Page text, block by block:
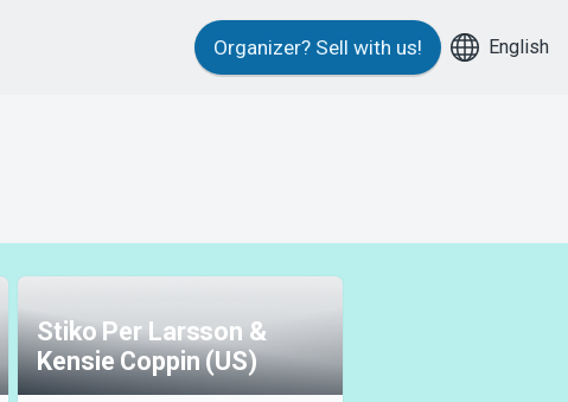
Organizer? Sell with us! English
Stiko Per Larsson &
Kensie Coppin (US)